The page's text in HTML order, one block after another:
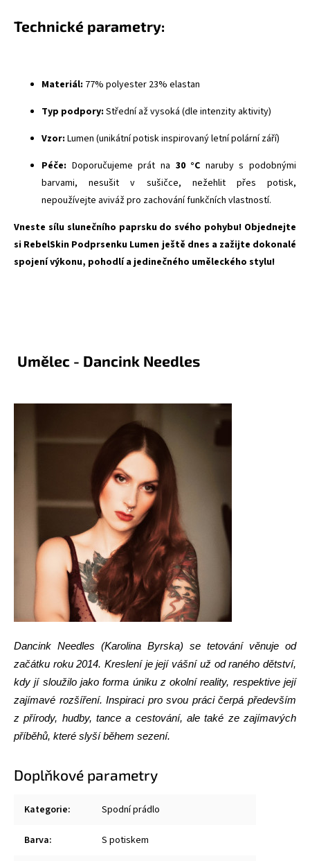
Technické parametry:
Materiál: 77% polyester 23% elastan
Typ podpory: Střední až vysoká (dle intenzity aktivity)
Vzor: Lumen (unikátní potisk inspirovaný letní polární září)
Péče: Doporučujeme prát na 30 °C naruby s podobnými
barvami, nesušit v sušičce, nežehlit přes potisk,
nepoužívejte aviváž pro zachování funkčních vlastností.
Vneste sílu slunečního paprsku do svého pohybu! Objednejte
si RebelSkin Podprsenku Lumen ještě dnes a zažijte dokonalé
spojení výkonu, pohodlí a jedinečného uměleckého stylu!
Umělec - Dancink Needles
Dancink Needles (Karolina Byrska) se tetování věnuje od
začátku roku 2014. Kreslení je její vášní už od raného dětství,
kdy jí sloužilo jako forma úniku z okolní reality, respektive její
zajímavé rozšíření. Inspiraci pro svou práci čerpá především
z přírody, hudby, tance a cestování, ale také ze zajímavých
příběhů, které slyší během sezení.
Doplňkové parametry
Kategorie: Spodní prádlo
Barva: S potiskem